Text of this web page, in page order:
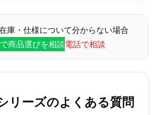
庫・仕様について分からない場合
商品選びを相談電話で相談
リーズのよくある質問